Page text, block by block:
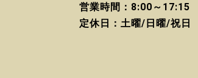
営業時間：8:00～17:15
定休日：土曜/日曜/祝日